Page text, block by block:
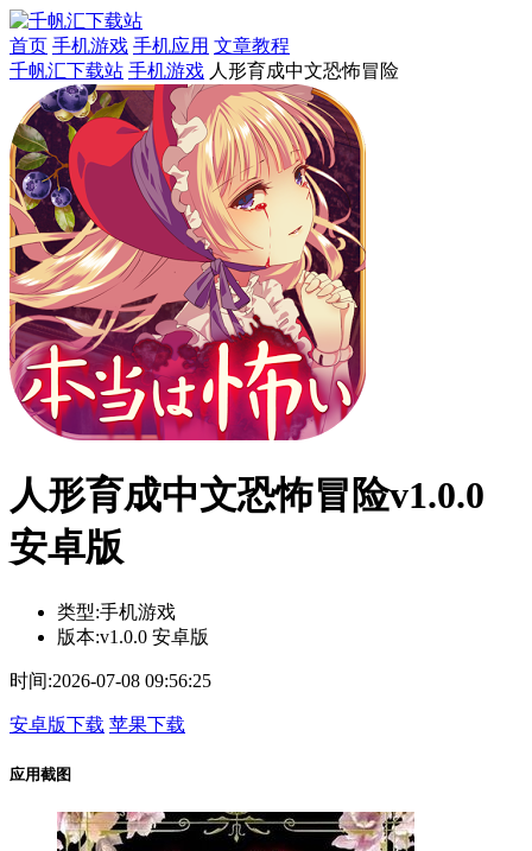
首页 手机游戏 手机应用 文章教程
千帆汇下载站 手机游戏 人形育成中文恐怖冒险
人形育成中文恐怖冒险v1.0.0
安卓版
类型:手机游戏
版本:v1.0.0 安卓版
时间:2026-07-08 09:56:25
安卓版下载 苹果下载
应用截图